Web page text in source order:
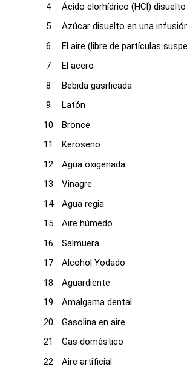
Ácido clorhídrico (HCl)
Azúcar disuelto en una
El aire (libre de partículas
El acero
Bebida gasificada
Latón
Bronce
Keroseno
Agua oxigenada
Vinagre
Agua regia
Aire húmedo
Salmuera
Alcohol Yodado
Aguardiente
Amalgama dental
Gasolina en aire
Gas doméstico
Aire artificial